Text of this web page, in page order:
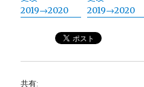
2019→2020
2019→2020
共有: